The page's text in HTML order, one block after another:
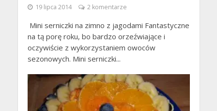
19 lipca 2014 2 komentarze
Mini serniczki na zimno z jagodami Fantastyczne
na tą porę roku, bo bardzo orzeźwiające i
oczywiście z wykorzystaniem owoców
sezonowych. Mini serniczki...